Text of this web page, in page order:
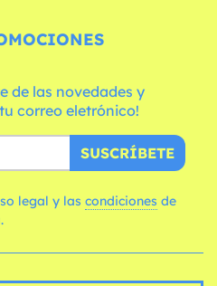
de las novedades y
correo eletrónico!
SUSCRÍBETE
legal y las condiciones